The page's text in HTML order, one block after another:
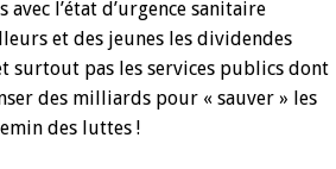
avec l’état d’urgence sanitaire
et des jeunes les dividendes
surtout pas les services publics dont
des milliards pour « sauver » les
des luttes !